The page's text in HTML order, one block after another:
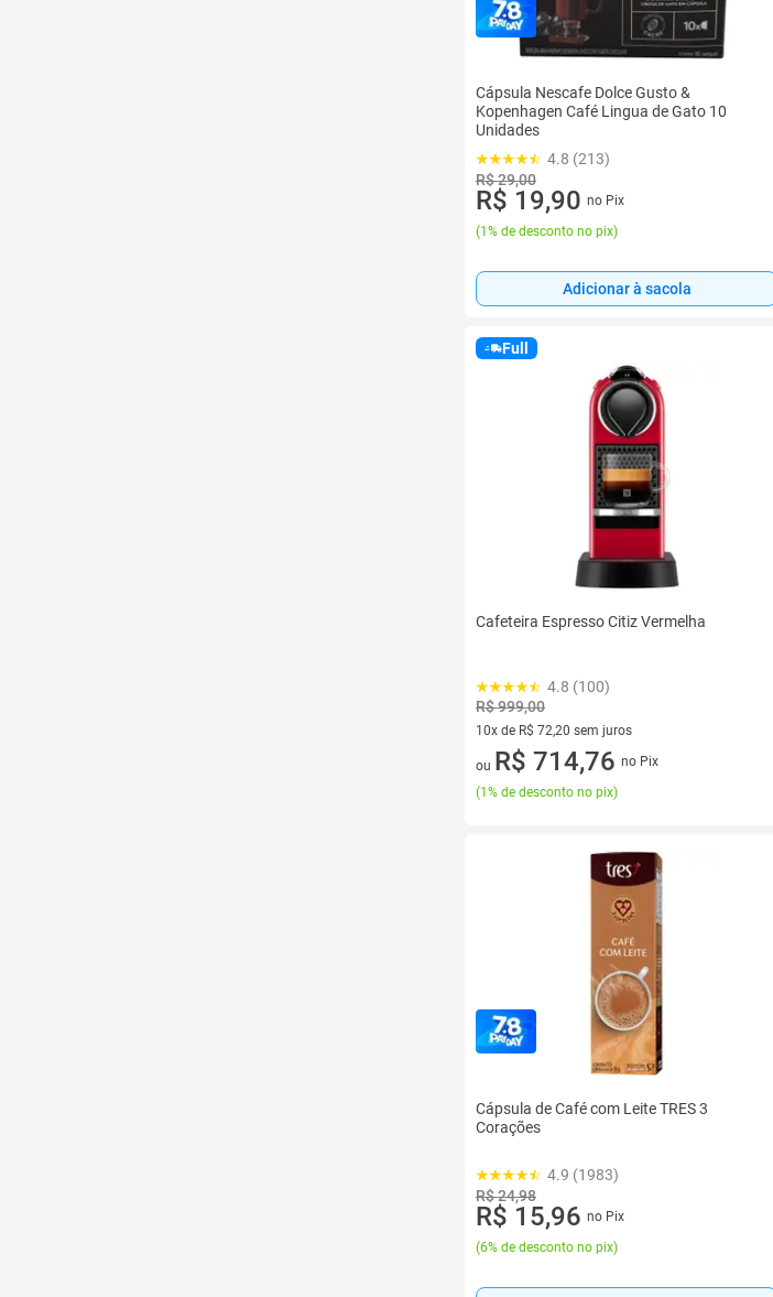
Cápsula Nescafe Dolce Gusto &
Kopenhagen Café Lingua de Gato 10
Unidades
4.8 (213)
R$ 29,00
R$ 19,90 no Pix
(1% de desconto no pix)
Adicionar à sacola
Full
Cafeteira Espresso Citiz Vermelha
4.8 (100)
R$ 999,00
10x de R$ 72,20 sem juros
10 vez de R$ 72,20 sem juros
ou R$ 714,76 no Pix
(1% de desconto no pix)
Cápsula de Café com Leite TRES 3
Corações
4.9 (1983)
R$ 24,98
R$ 15,96 no Pix
(6% de desconto no pix)